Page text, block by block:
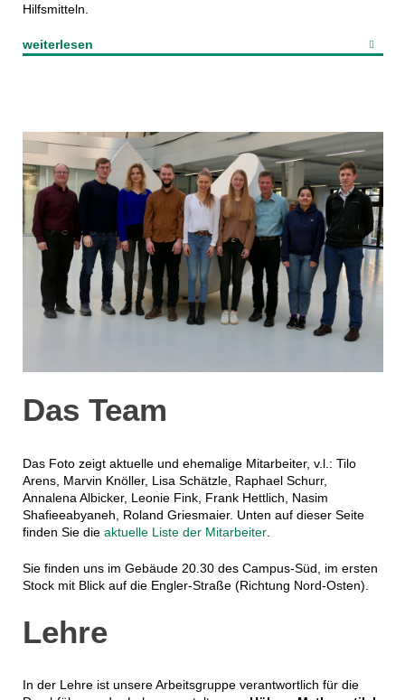
Hilfsmitteln.
weiterlesen
Das Team
Das Foto zeigt aktuelle und ehemalige Mitarbeiter, v.l.: Tilo
Arens, Marvin Knöller, Lisa Schätzle, Raphael Schurr,
Annalena Albicker, Leonie Fink, Frank Hettlich, Nasim
Shafieeabyaneh, Roland Griesmaier. Unten auf dieser Seite
finden Sie die aktuelle Liste der Mitarbeiter.
Sie finden uns im Gebäude 20.30 des Campus-Süd, im ersten
Stock mit Blick auf die Engler-Straße (Richtung Nord-Osten).
Lehre
In der Lehre ist unsere Arbeitsgruppe verantwortlich für die